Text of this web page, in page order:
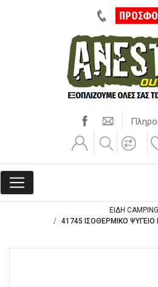
ΕΙΔΗ CAMPING
41745 ΙΣΟΘΕΡΜΙΚΟ ΨΥΓΕΙΟ